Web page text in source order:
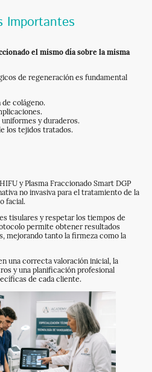
Importantes
el mismo día sobre la misma
de regeneración es fundamental
colágeno.
y duraderos.
los tejidos tratados.
y Plasma Fraccionado Smart DGP
no invasiva para el tratamiento de la
facial.
tisulares y respetar los tiempos de
permite obtener resultados
mejorando tanto la firmeza como la
una correcta valoración inicial, la
y una planificación profesional
de cada cliente.